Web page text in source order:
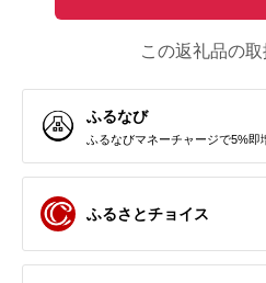
この返礼品の取
ふるなび
ふるなびマネーチャージで5%即
ふるさとチョイス